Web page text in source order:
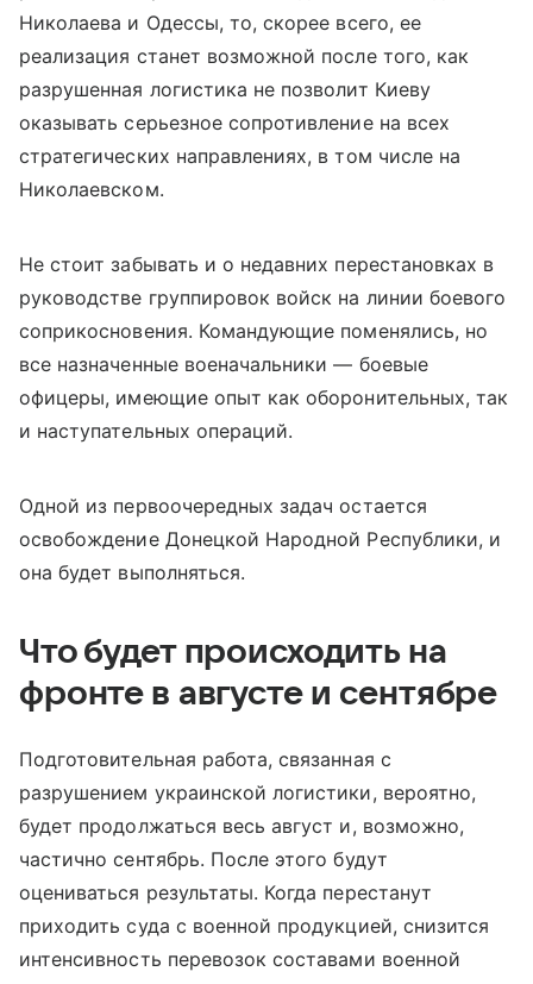
Николаева и Одессы, то, скорее всего, ее
реализация станет возможной после того, как
разрушенная логистика не позволит Киеву
оказывать серьезное сопротивление на всех
стратегических направлениях, в том числе на
Николаевском.
Не стоит забывать и о недавних перестановках в
руководстве группировок войск на линии боевого
соприкосновения. Командующие поменялись, но
все назначенные военачальники — боевые
офицеры, имеющие опыт как оборонительных, так
и наступательных операций.
Одной из первоочередных задач остается
освобождение Донецкой Народной Республики, и
она будет выполняться.
Что будет происходить на
фронте в августе и сентябре
Подготовительная работа, связанная с
разрушением украинской логистики, вероятно,
будет продолжаться весь август и, возможно,
частично сентябрь. После этого будут
оцениваться результаты. Когда перестанут
приходить суда с военной продукцией, снизится
интенсивность перевозок составами военной